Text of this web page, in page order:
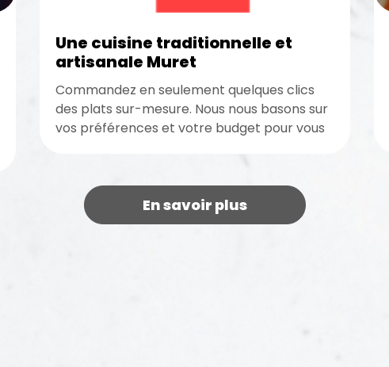
Une cuisine traditionnelle et
artisanale Muret
Commandez en seulement quelques clics
des plats sur-mesure. Nous nous basons sur
vos préférences et votre budget pour vous
En savoir plus